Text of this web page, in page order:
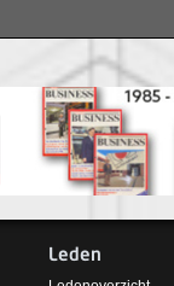
Leden